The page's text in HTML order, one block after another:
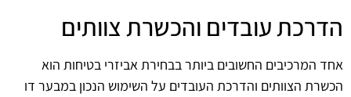
הדרכת עובדים והכשרת צוותים
אחד המרכיבים החשובים ביותר בבחירת אביזרי בטיחות הוא
הכשרת הצוותים והדרכת העובדים על השימוש הנכון במבער דו